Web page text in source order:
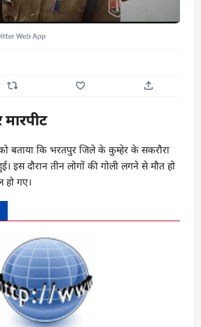
बताया कि भरतपुर जिले के कुम्हेर के सकरौरा
इस दौरान तीन लोगों की गोली लगने से मौत हो
हो गए।